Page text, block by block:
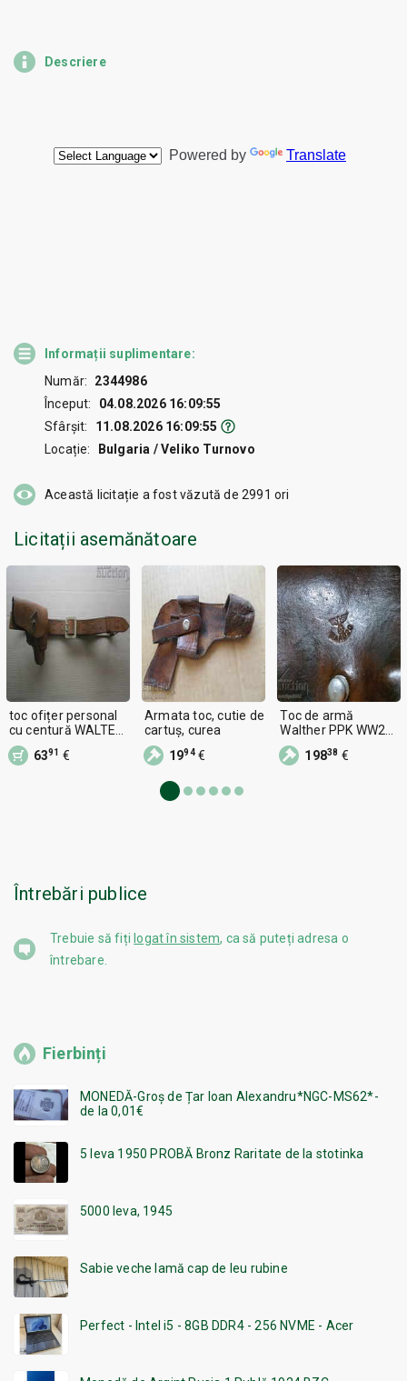
Descriere
Informații suplimentare:
Număr:
2344986
Început:
04.08.2026 16:09:55
Sfârșit:
11.08.2026 16:09:55
Locație:
Bulgaria / Veliko Turnovo
Această licitație a fost văzută de 2991 ori
Licitații asemănătoare
toc ofițer personal
cu centură WALTER
PPK PPK WW2 WWII
6391 €
Armata toc, cutie de
cartuș, curea
1994€
Toc de armă
Walther PPK WW2
Wehrmacht, husă,
curea19838 €
Întrebări publice
Trebuie să fiți logat în sistem, ca să puteți adresa o
întrebare.
Fierbinți
MONEDĂ-Groș de Țar Ioan Alexandru*NGC-MS62*-
de la 0,01€
5 leva 1950 PROBĂ Bronz Raritate de la stotinka
5000 leva, 1945
Sabie veche lamă cap de leu rubine
Perfect - Intel i5 - 8GB DDR4 - 256 NVME - Acer